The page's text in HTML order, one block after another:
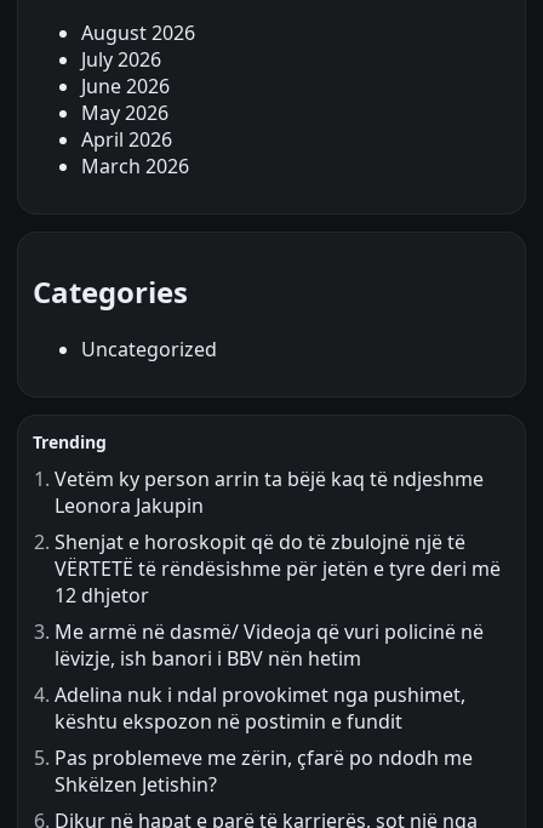
August 2026
July 2026
June 2026
May 2026
April 2026
March 2026
Categories
Uncategorized
Trending
Vetëm ky person arrin ta bëjë kaq të ndjeshme
Leonora Jakupin
Shenjat e horoskopit që do të zbulojnë një të
VËRTETË të rëndësishme për jetën e tyre deri më
12 dhjetor
Me armë në dasmë/ Videoja që vuri policinë në
lëvizje, ish banori i BBV nën hetim
Adelina nuk i ndal provokimet nga pushimet,
kështu ekspozon në postimin e fundit
Pas problemeve me zërin, çfarë po ndodh me
Shkëlzen Jetishin?
Dikur në hapat e parë të karrierës, sot një nga